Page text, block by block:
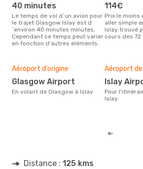
40 minutes
Le temps de vol d´un avion pour
le trajet Glasgow Islay est d
´environ 40 minutes minutes,
Cependant ce temps peut varier
en fonction d'autres eléments.
114€
Prix le moins cher pour un vol
aller simple
Islay trouvé
cours des
Aéroport d'origine
Glasgow Airport
En volant de Glasgow à Islay
Aéroport
Islay
Pour l'itinéraire de Glasgow à
Islay
Distance : 125 kms